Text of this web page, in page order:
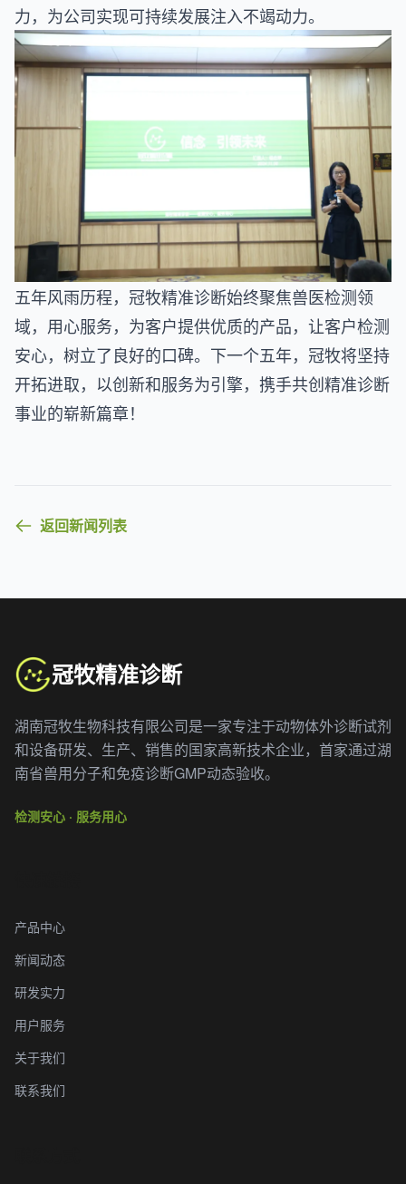
力，为公司实现可持续发展注入不竭动力。
五年风雨历程，冠牧精准诊断始终聚焦兽医检测领
域，用心服务，为客户提供优质的产品，让客户检测
安心，树立了良好的口碑。下一个五年，冠牧将坚持
开拓进取，以创新和服务为引擎，携手共创精准诊断
事业的崭新篇章！
返回新闻列表
冠牧精准诊断
湖南冠牧生物科技有限公司是一家专注于动物体外诊断试剂
和设备研发、生产、销售的国家高新技术企业，首家通过湖
南省兽用分子和免疫诊断GMP动态验收。
检测安心 · 服务用心
产品中心
新闻动态
研发实力
用户服务
关于我们
联系我们